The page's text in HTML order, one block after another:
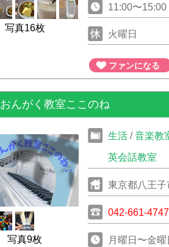
写真16枚
11:00〜15:00
火曜日
ファンになる
おんがく教室ここのね
写真9枚
生活 /音楽教
英会話教室
東京都八王
042-661-4747
月曜日〜金